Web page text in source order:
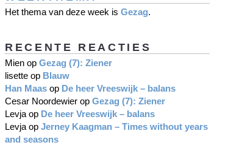
Het thema van deze week is Gezag.
RECENTE REACTIES
Mien op Gezag (7): Ziener
lisette op Blauw
Han Maas op De heer Vreeswijk – balans
Cesar Noordewier op Gezag (7): Ziener
Levja op De heer Vreeswijk – balans
Levja op Jerney Kaagman – Times without years
and seasons